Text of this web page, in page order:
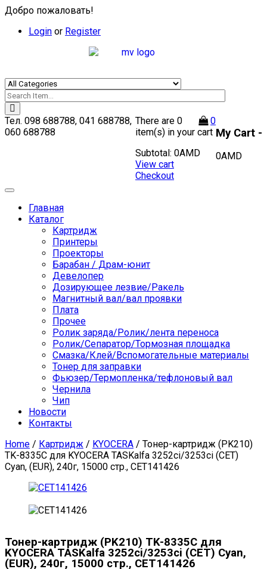
Добро пожаловать!
Login or Register
My Cart -
0AMD
0
There are 0
item(s) in your cart
Subtotal: 0AMD
View cart
Checkout
Toggle
navigationГлавная
Каталог
Картридж
Принтеры
Проекторы
Барабан / Драм-юнит
Девелопер
Дозирующее лезвие/Ракель
Магнитный вал/вал проявки
Плата
Прочее
Ролик заряда/Ролик/лента переноса
Ролик/Сепаратор/Тормозная площадка
Смазка/Клей/Вспомогательные материалы
Тонер для заправки
Фьюзер/Термопленка/тефлоновый вал
Чернила
Чип
Новости
Контакты
Тел. 098 688788, 041 688788,
060 688788
Home / Картридж / KYOCERA / Тонер-картридж (PK210)
TK-8335C для KYOCERA TASKalfa 3252ci/3253ci (CET)
Cyan, (EUR), 240г, 15000 стр., CET141426
Тонер-картридж (PK210) TK-8335C для
KYOCERA TASKalfa 3252ci/3253ci (CET) Cyan,
(EUR), 240г, 15000 стр., CET141426